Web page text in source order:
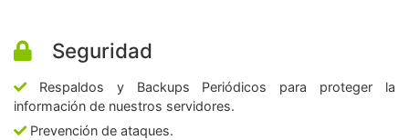
Seguridad
Respaldos y Backups Periódicos para proteger la
información de nuestros servidores.
Prevención de ataques.